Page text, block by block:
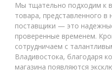
Мы тщательно подходим к
товара, представленного
поставщики — это
проверенные временем.
сотрудничаем с
Владивостока, благодаря
магазина появляются